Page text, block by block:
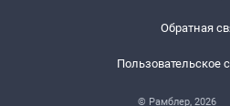
Обратная
Пользовательское
© Рамблер, 2026